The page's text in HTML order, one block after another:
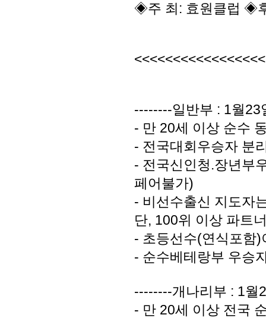
◈주 최: 효원클럽 ◈
--------일반부 : 1월
- 만 20세 이상 순수
- 전국대회우승자 분
- 전국신인청.장년부
페어불가)
- 비선수출신 지도자
단, 100위 이상 파트
- 초등선수(연식포함
- 순수베테랑부 우승
--------개나리부 : 1월
- 만 20세 이상 전국